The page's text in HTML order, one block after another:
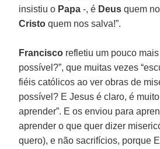
insistiu o Papa -, é Deus quem
Cristo quem nos salva!”.
Francisco refletiu um pouco
possível?”, que muitas vezes
fiéis católicos ao ver obras de
possível? E Jesus é claro, é
aprender”. E os enviou para
aprender o que quer dizer
quero), e não sacrifícios, porque